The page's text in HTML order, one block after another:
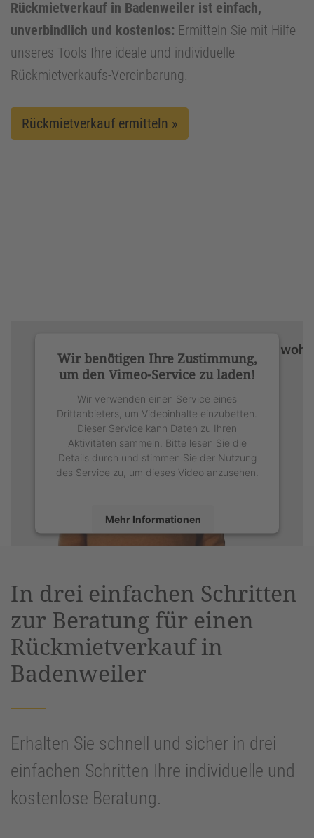
Rückmietverkauf in Badenweiler ist einfach,
unverbindlich und kostenlos: Ermitteln Sie mit Hilfe
unseres Tools Ihre ideale und individuelle
Rückmietverkaufs-Vereinbarung.
Rückmietverkauf ermitteln »
Wir benötigen Ihre Zustimmung,
um den Vimeo-Service zu laden!
Wir verwenden einen Service eines
Drittanbieters, um Videoinhalte einzubetten.
Dieser Service kann Daten zu Ihren
Aktivitäten sammeln. Bitte lesen Sie die
Details durch und stimmen Sie der Nutzung
des Service zu, um dieses Video anzusehen.
Mehr Informationen
Management Platform&eRecht24
In drei einfachen Schritten
zur Beratung für einen
Rückmietverkauf in
Badenweiler
Erhalten Sie schnell und sicher in drei
einfachen Schritten Ihre individuelle und
kostenlose Beratung.